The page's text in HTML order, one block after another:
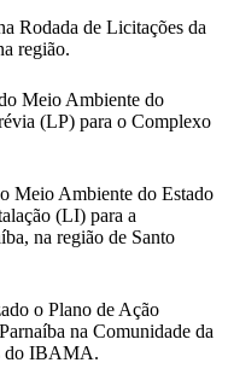
Rodada de Licitações da
região.
Meio Ambiente do
(LP) para o Complexo
Meio Ambiente do Estado
(LI) para a
na região de Santo
o Plano de Ação
na Comunidade da
do IBAMA.